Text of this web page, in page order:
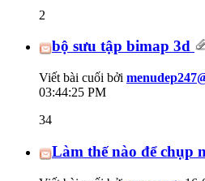
2
bộ sưu tập bimap 3d
Viết bài cuối bởi
03:44:25 PM
34
Làm thế nào để chụp